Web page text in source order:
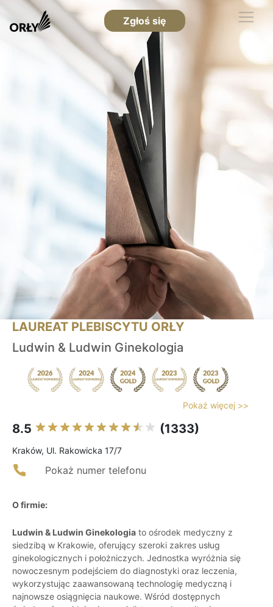
Zgłoś się
LAUREAT PLEBISCYTU ORŁY
Ludwin & Ludwin Ginekologia
Pokaż więcej >>
8.5 (1333)
Kraków, Ul. Rakowicka 17/7
Pokaż numer telefonu
O firmie:
Ludwin & Ludwin Ginekologia to ośrodek medyczny z
siedzibą w Krakowie, oferujący szeroki zakres usług
ginekologicznych i położniczych. Jednostka wyróżnia się
nowoczesnym podejściem do diagnostyki oraz leczenia,
wykorzystując zaawansowaną technologię medyczną i
najnowsze osiągnięcia naukowe. Wśród dostępnych